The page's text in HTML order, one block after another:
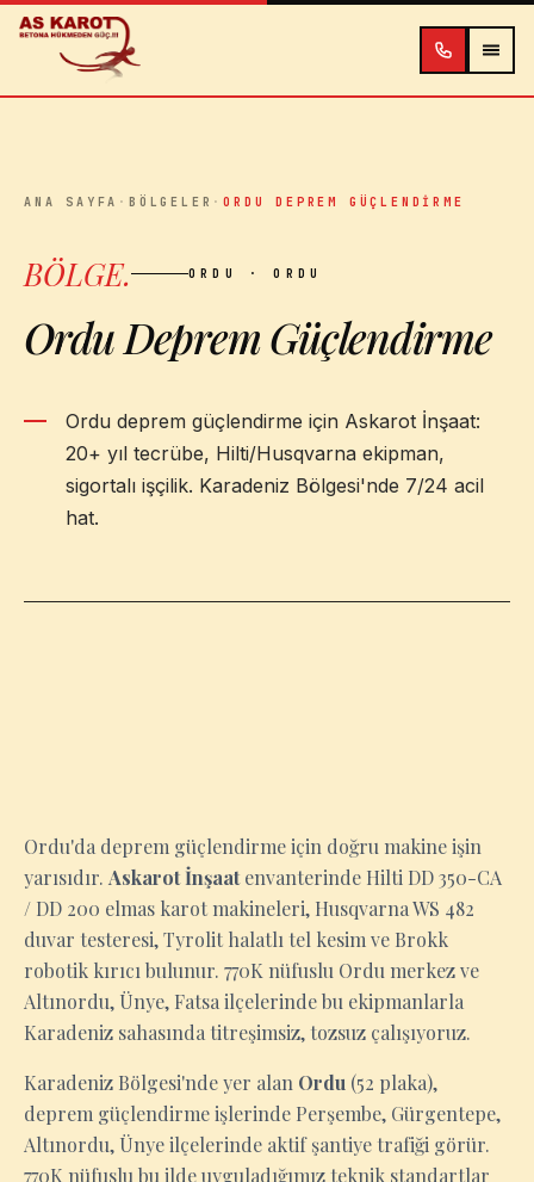
İçeriğe atla
ANA SAYFA ·BÖLGELER ·ORDU DEPREM GÜÇLENDIRME
BÖLGE. ORDU · ORDU
Ordu Deprem Güçlendirme
Ordu deprem güçlendirme için Askarot İnşaat:
20+ yıl tecrübe, Hilti/Husqvarna ekipman,
sigortalı işçilik. Karadeniz Bölgesi'nde 7/24 acil
hat.
Ordu'da deprem güçlendirme için doğru makine işin
yarısıdır. Askarot İnşaatenvanterinde Hilti DD 350-CA
/ DD 200 elmas karot makineleri, Husqvarna WS 482
duvar testeresi, Tyrolit halatlı tel kesim ve Brokk
robotik kırıcı bulunur. 770K nüfuslu Ordu merkez ve
Altınordu, Ünye, Fatsa ilçelerinde bu ekipmanlarla
Karadeniz sahasında titreşimsiz, tozsuz çalışıyoruz.
Karadeniz Bölgesi'nde yer alan Ordu (52 plaka),
deprem güçlendirme işlerinde Perşembe, Gürgentepe,
Altınordu, Ünye ilçelerinde aktif şantiye trafiği görür.
770K nüfuslu bu ilde uyguladığımız teknik standartlar